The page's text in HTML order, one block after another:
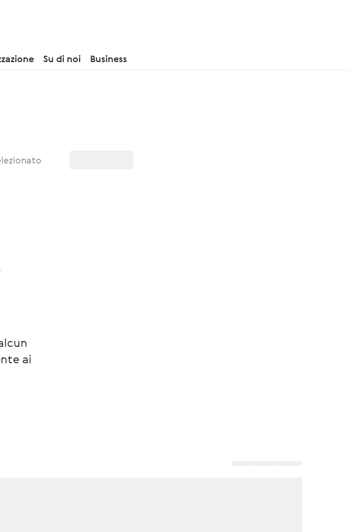
Su di noi Business
ai